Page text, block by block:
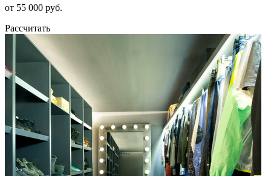
от 55 000 руб.
Рассчитать